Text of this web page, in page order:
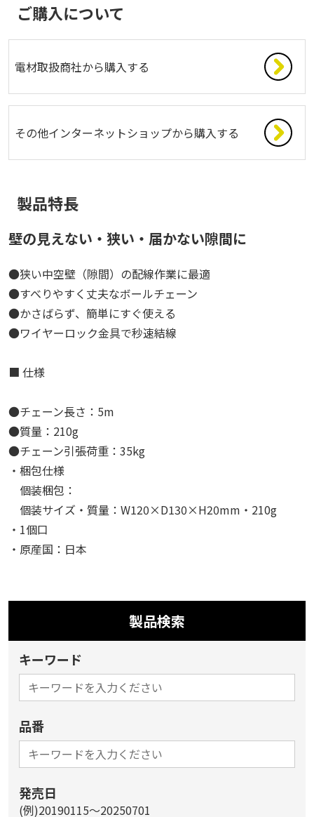
ご購入について
電材取扱商社から購入する
その他インターネットショップから購入する
製品特長
壁の見えない・狭い・届かない隙間に
●狭い中空壁（隙間）の配線作業に最適
●すべりやすく丈夫なボールチェーン
●かさばらず、簡単にすぐ使える
●ワイヤーロック金具で秒速結線
■ 仕様
●チェーン長さ：5m
●質量：210g
●チェーン引張荷重：35kg
・梱包仕様
個装梱包：
個装サイズ・質量：W120×D130×H20mm・210g
・1個口
・原産国：日本
製品検索
キーワード
品番
発売日
(例)20190115～20250701